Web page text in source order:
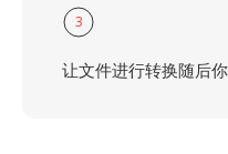
3
让文件进行转换随后